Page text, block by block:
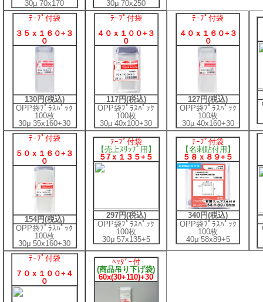
30μ 70x170
30μ 70x250
ﾃｰﾌﾟ付袋
３５ｘ１６０+３
０
130円(税込)
OPP袋ﾌﾟﾗｽﾊﾟｯｸ
100枚
30μ 35x160+30
ﾃｰﾌﾟ付袋
４０ｘ１００+３
０
117円(税込)
OPP袋ﾌﾟﾗｽﾊﾟｯｸ
100枚
30μ 40x100+30
ﾃｰﾌﾟ付袋
４０ｘ１６０+３
０
127円(税込)
OPP袋ﾌﾟﾗｽﾊﾟｯｸ
100枚
30μ 40x160+30
ﾃｰﾌﾟ付袋
５０ｘ１６０+３
０
154円(税込)
OPP袋ﾌﾟﾗｽﾊﾟｯｸ
100枚
30μ 50x160+30
ﾃｰﾌﾟ付袋
【売上ｽﾘｯﾌﾟ用】
５7ｘ１３５+５
297円(税込)
OPP袋ﾌﾟﾗｽﾊﾟｯｸ
100枚
30μ 57x135+5
ﾃｰﾌﾟ付袋
【名刺貼付用】
５８ｘ８９+５
340円(税込)
OPP袋ﾌﾟﾗｽﾊﾟｯｸ
100枚
40μ 58x89+5
ﾃｰﾌﾟ付袋
７０ｘ１００+４
０
ﾍｯﾀﾞｰ付
(商品吊り下げ袋)
60x(30+110)+30